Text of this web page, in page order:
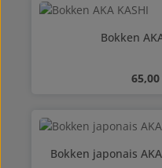
Bokken
Prix
65,00
Bokken japonais